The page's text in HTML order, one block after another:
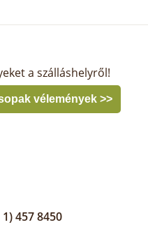
a szálláshelyről!
vélemények >>
1) 457 8450